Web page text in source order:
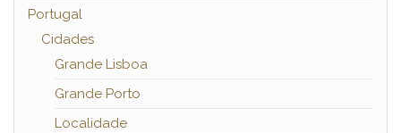
Portugal
Cidades
Grande Lisboa
Grande Porto
Localidade